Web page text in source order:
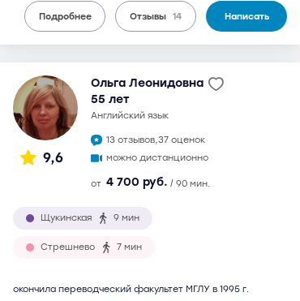
Подробнее Отзывы 14 Написать
9,6
Ольга Леонидовна
55 лет
английский язык
13 отзывов,37 оценок
можно дистанционно
от 4 700 руб. / 90 мин.
Щукинская 9 мин
Стрешнево 7 мин
окончила переводческий факультет МГЛУ в 1995 г.